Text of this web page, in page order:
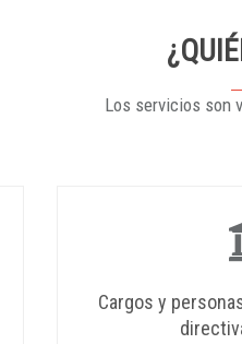
Los servicios son
Cargos y